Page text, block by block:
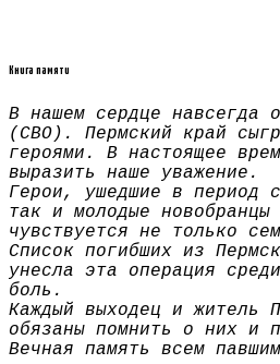
Книга памяти
В нашем сердце навсегда
(СВО). Пермский край
героями. В настоящее
выразить наше уважение.
Герои, ушедшие в период
так и молодые
чувствуется не только
Список погибших из
унесла эта операция
боль.
Каждый выходец и житель
обязаны помнить о них и
Вечная память всем